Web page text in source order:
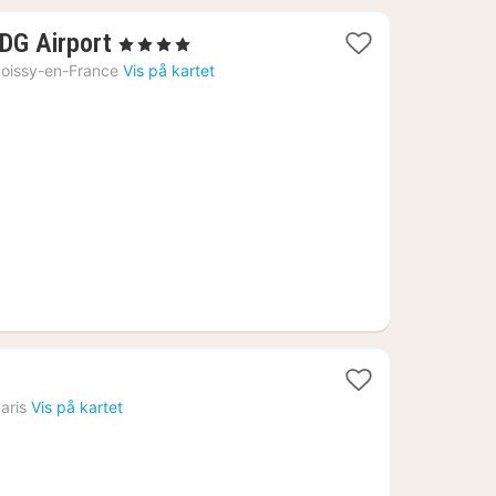
Airport 1
natt
, 4 Stjerner
en-France Vis på kartet
Vis på kartet